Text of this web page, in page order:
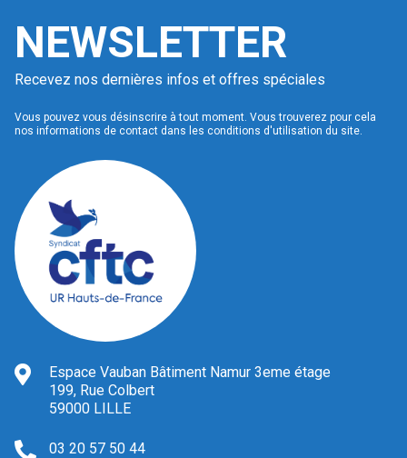
NEWSLETTER
Recevez nos dernières infos et offres spéciales
Vous pouvez vous désinscrire à tout moment. Vous trouverez pour cela
nos informations de contact dans les conditions d'utilisation du site.
Espace Vauban Bâtiment Namur 3eme étage
199, Rue Colbert
59000 LILLE
03 20 57 50 44